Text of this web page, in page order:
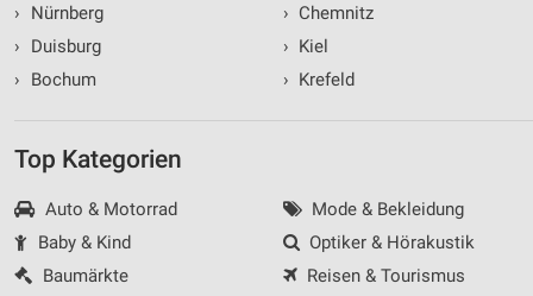
›
Nürnberg
›
Duisburg
›
Bochum
› Chemnitz
› Kiel
› Krefeld
Top Kategorien
Auto & Motorrad
Baby & Kind
Baumärkte
Mode & Bekleidung
Optiker & Hörakustik
Reisen & Tourismus